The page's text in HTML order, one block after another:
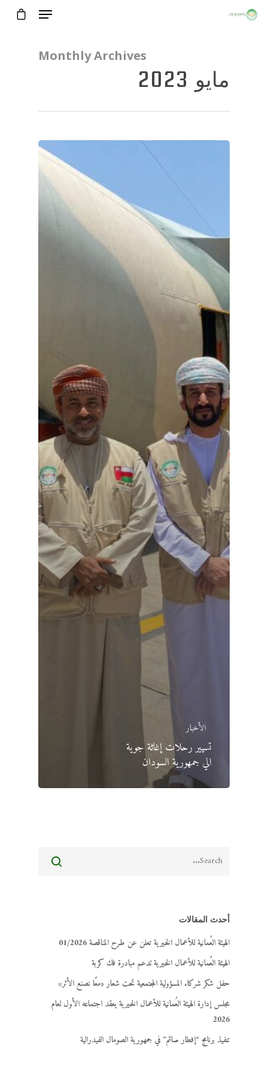
Monthly Archives
مايو 2023
الأخبار
تسيير رحلات إغاثة جوية
الي جمهورية السودان
أحدث المقالات
الهيئة العُمانية للأعمال الخيرية تعلن عن طرح المناقصة 01/2026
الهيئة العُمانية للأعمال الخيرية تدعم مبادرة فك كربة
حفل شكر شركاء المسؤولية المجتمعية تحت شعار «معًا نصنع الأثر»
مجلس إدارة الهيئة العُمانية للأعمال الخيرية يعقد اجتماعه الأول لعام
2026
تنفيذ برنامج “إفطار صائم” في جمهورية الصومال الفيدرالية